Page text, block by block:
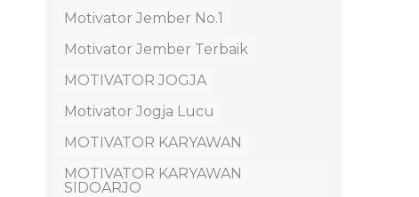
Motivator Jember No.1
Motivator Jember Terbaik
MOTIVATOR JOGJA
Motivator Jogja Lucu
MOTIVATOR KARYAWAN
MOTIVATOR KARYAWAN
SIDOARJO